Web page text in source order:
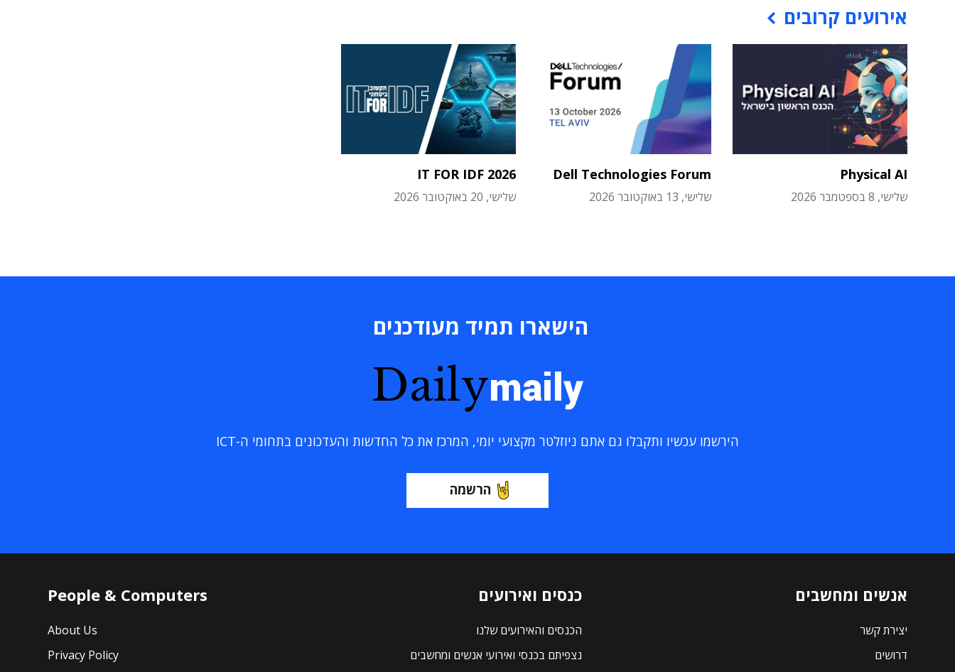
אירועים קרובים
Physical AI
שלישי, 8 בספטמבר 2026
Dell Technologies Forum
שלישי, 13 באוקטובר 2026
IT FOR IDF 2026
שלישי, 20 באוקטובר 2026
הישארו תמיד מעודכנים
Dailymaily
הירשמו עכשיו ותקבלו גם אתם ניוזלטר מקצועי יומי, המרכז את כל החדשות והעדכונים בתחומי ה-ICT
הרשמה
אנשים ומחשבים
יצירת קשר
דרושים
כנסים ואירועים
הכנסים והאירועים שלנו
נצפיתם בכנסי ואירועי אנשים ומחשבים
People & Computers
About Us
Privacy Policy